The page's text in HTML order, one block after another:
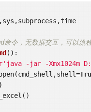
命令，无数据交互，可以
() :
r'java -jar -